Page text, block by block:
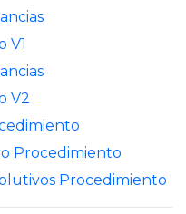
V1
V2
Procedimiento
Procedimiento